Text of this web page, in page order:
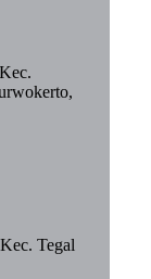
Tegal